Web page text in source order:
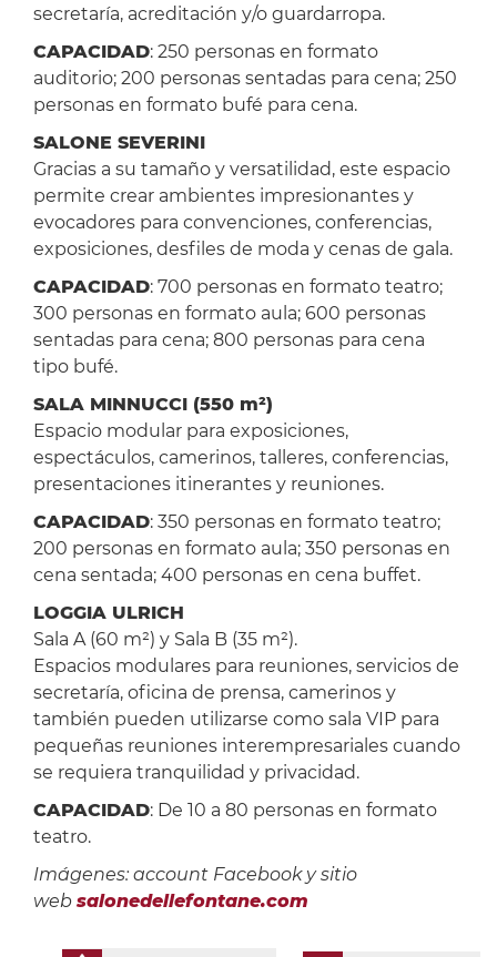
secretaría, acreditación y/o guardarropa.
CAPACIDAD: 250 personas en formato
auditorio; 200 personas sentadas para cena; 250
personas en formato bufé para cena.
SALONE SEVERINI
Gracias a su tamaño y versatilidad, este espacio
permite crear ambientes impresionantes y
evocadores para convenciones, conferencias,
exposiciones, desfiles de moda y cenas de gala.
CAPACIDAD: 700 personas en formato teatro;
300 personas en formato aula; 600 personas
sentadas para cena; 800 personas para cena
tipo bufé.
SALA MINNUCCI (550 m²)
Espacio modular para exposiciones,
espectáculos, camerinos, talleres, conferencias,
presentaciones itinerantes y reuniones.
CAPACIDAD: 350 personas en formato teatro;
200 personas en formato aula; 350 personas en
cena sentada; 400 personas en cena buffet.
LOGGIA ULRICH
Sala A (60 m²) y Sala B (35 m²).
Espacios modulares para reuniones, servicios de
secretaría, oficina de prensa, camerinos y
también pueden utilizarse como sala VIP para
pequeñas reuniones interempresariales cuando
se requiera tranquilidad y privacidad.
CAPACIDAD: De 10 a 80 personas en formato
teatro.
Imágenes: account Facebook y sitio
web salonedellefontane.com